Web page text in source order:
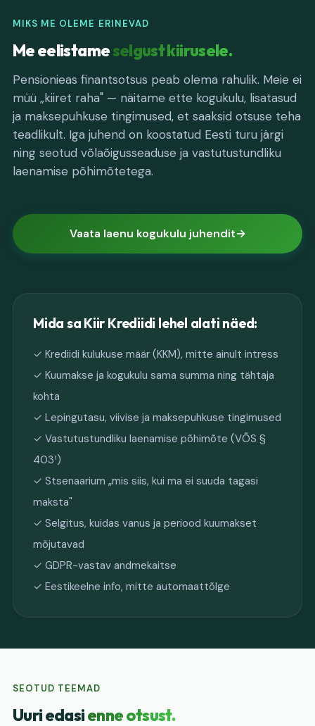
MIKS ME OLEME ERINEVAD
Me eelistameselgust kiirusele.
Pensionieas finantsotsus peab olema rahulik. Meie ei
müü „kiiret raha" — näitame ette kogukulu, lisatasud
ja maksepuhkuse tingimused, et saaksid otsuse teha
teadlikult. Iga juhend on koostatud Eesti turu järgi
ning seotud võlaõigusseaduse ja vastutustundliku
laenamise põhimõtetega.
Vaata laenu kogukulu juhendit
Mida sa Kiir Krediidi lehel alati näed:
✓ Krediidi kulukuse määr (KKM), mitte ainult intress
✓ Kuumakse ja kogukulu sama summa ning tähtaja
kohta
✓ Lepingutasu, viivise ja maksepuhkuse tingimused
✓ Vastutustundliku laenamise põhimõte (VÕS §
403¹)
✓ Stsenaarium „mis siis, kui ma ei suuda tagasi
maksta"
✓ Selgitus, kuidas vanus ja periood kuumakset
mõjutavad
✓ GDPR-vastav andmekaitse
✓ Eestikeelne info, mitte automaattõlge
SEOTUD TEEMAD
Uuri edasienne otsust.